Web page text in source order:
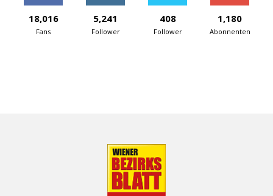
18,016
Fans
5,241
Follower
408
Follower
1,180
Abonnenten